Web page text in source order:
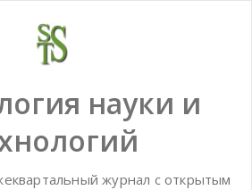
науки и
журнал с открытым